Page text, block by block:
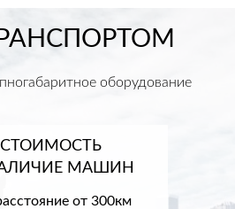
оборудование
МАШИН
от 300км